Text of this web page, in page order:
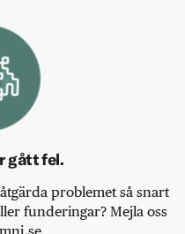
gått fel.
problemet så snart
funderingar? Mejla oss